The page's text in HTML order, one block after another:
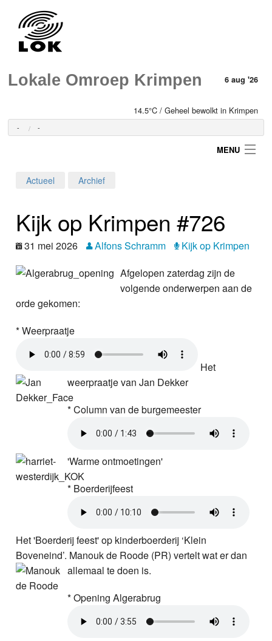
Lokale Omroep Krimpen 6 aug '26
14.5°C / Geheel bewolkt in Krimpen
- -
MENU
Home
Programma's
Nieuws
Foto's
Info
Actueel Archief
Kijk op Krimpen #726
31 mei 2026 Alfons Schramm
Kijk op Krimpen
Afgelopen zaterdag zijn de
volgende onderwerpen aan de
orde gekomen:
* Weerpraatje
Het
weerpraatje van Jan Dekker
* Column van de burgemeester
'Warme ontmoetingen'
* Boerderijfeest
Het 'Boerderij feest' op kinderboerderij ‘Klein
Boveneind’. Manouk de Roode (PR) vertelt wat er dan
allemaal te doen is.
* Opening Algerabrug